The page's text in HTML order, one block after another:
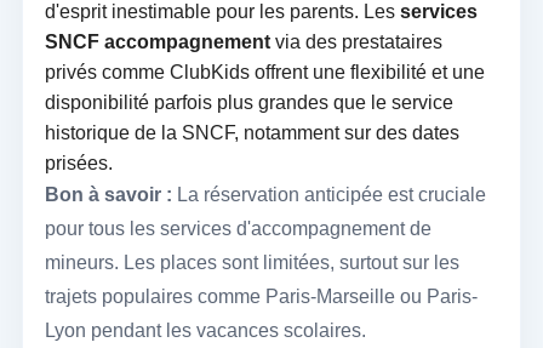
d'esprit inestimable pour les parents. Les services
SNCF accompagnementvia des prestataires
privés comme ClubKids offrent une flexibilité et une
disponibilité parfois plus grandes que le service
historique de la SNCF, notamment sur des dates
prisées.
Bon à savoir : La réservation anticipée est cruciale
pour tous les services d'accompagnement de
mineurs. Les places sont limitées, surtout sur les
trajets populaires comme Paris-Marseille ou Paris-
Lyon pendant les vacances scolaires.